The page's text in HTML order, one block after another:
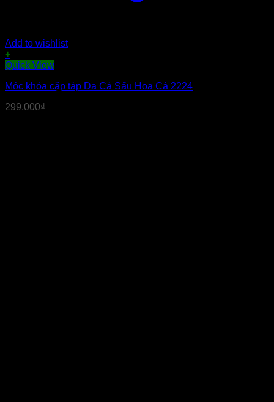
Add to wishlist
+
Quick View
Móc khóa cặp táp Da Cá Sấu Hoa Cà 2224
299.000₫